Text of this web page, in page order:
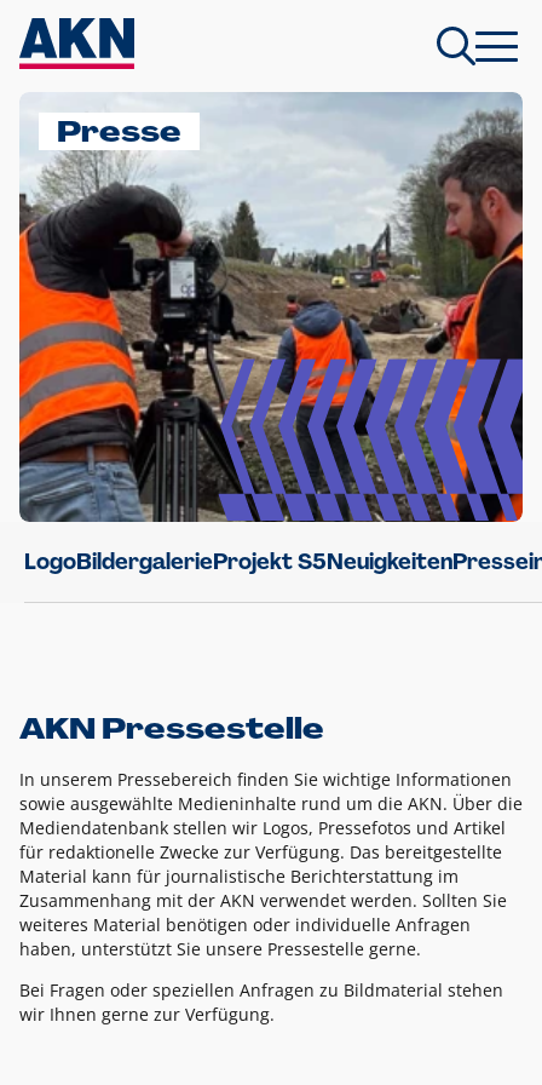
Presse
LogoBildergalerieProjekt S5Neuigkeiten
AKN Pressestelle
In unserem Pressebereich finden Sie wichtige Informationen
sowie ausgewählte Medieninhalte rund um die AKN. Über die
Mediendatenbank stellen wir Logos, Pressefotos und Artikel
für redaktionelle Zwecke zur Verfügung. Das bereitgestellte
Material kann für journalistische Berichterstattung im
Zusammenhang mit der AKN verwendet werden. Sollten Sie
weiteres Material benötigen oder individuelle Anfragen
haben, unterstützt Sie unsere Pressestelle gerne.
Bei Fragen oder speziellen Anfragen zu Bildmaterial stehen
wir Ihnen gerne zur Verfügung.